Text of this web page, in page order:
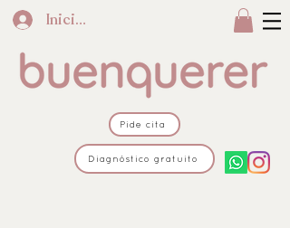
Iniciar sesión
Pide cita
Diagnóstico gratuito